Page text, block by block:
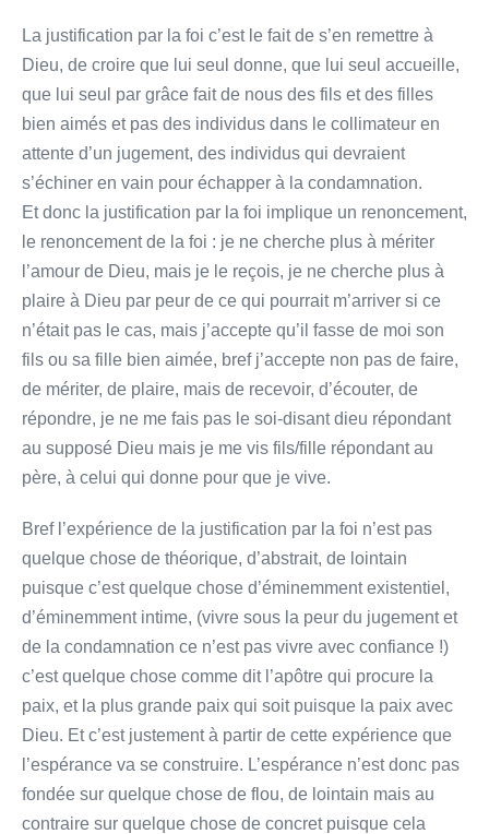
La justification par la foi c’est le fait de s’en remettre à
Dieu, de croire que lui seul donne, que lui seul accueille,
que lui seul par grâce fait de nous des fils et des filles
bien aimés et pas des individus dans le collimateur en
attente d’un jugement, des individus qui devraient
s’échiner en vain pour échapper à la condamnation.
Et donc la justification par la foi implique un renoncement,
le renoncement de la foi : je ne cherche plus à mériter
l’amour de Dieu, mais je le reçois, je ne cherche plus à
plaire à Dieu par peur de ce qui pourrait m’arriver si ce
n’était pas le cas, mais j’accepte qu’il fasse de moi son
fils ou sa fille bien aimée, bref j’accepte non pas de faire,
de mériter, de plaire, mais de recevoir, d’écouter, de
répondre, je ne me fais pas le soi-disant dieu répondant
au supposé Dieu mais je me vis fils/fille répondant au
père, à celui qui donne pour que je vive.
Bref l’expérience de la justification par la foi n’est pas
quelque chose de théorique, d’abstrait, de lointain
puisque c’est quelque chose d’éminemment existentiel,
d’éminemment intime, (vivre sous la peur du jugement et
de la condamnation ce n’est pas vivre avec confiance !)
c’est quelque chose comme dit l’apôtre qui procure la
paix, et la plus grande paix qui soit puisque la paix avec
Dieu. Et c’est justement à partir de cette expérience que
l’espérance va se construire. L’espérance n’est donc pas
fondée sur quelque chose de flou, de lointain mais au
contraire sur quelque chose de concret puisque cela